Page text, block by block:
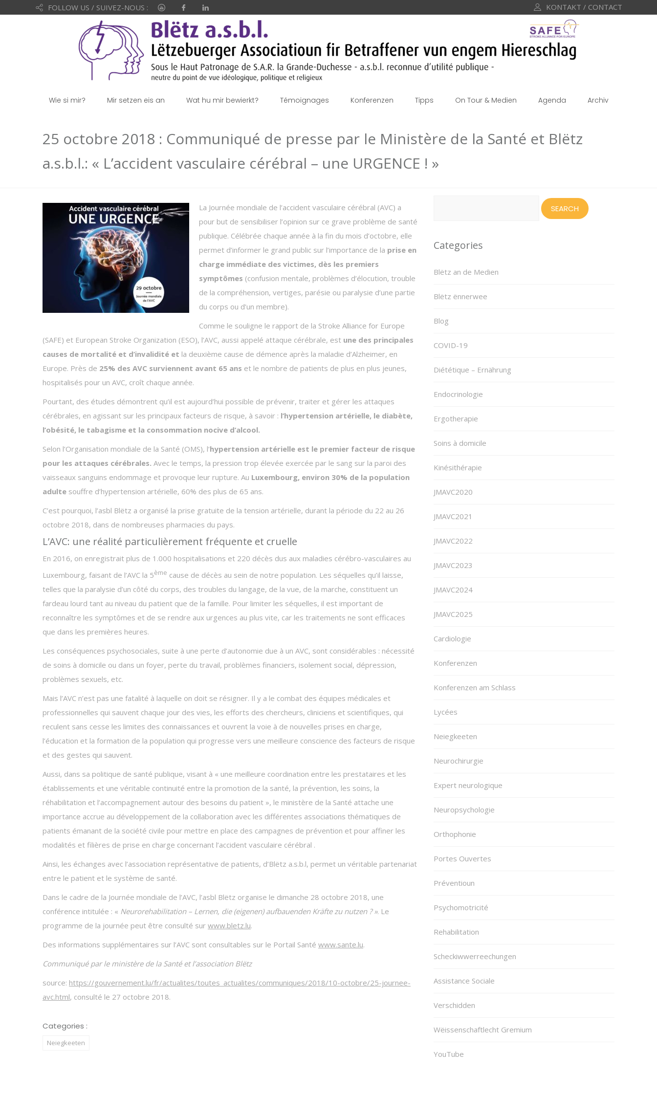
FOLLOW US / SUIVEZ-NOUS : KONTAKT / CONTACT
Wie si mir? Mir setzen eis an Wat hu mir bewierkt? Témoignages Konferenzen Tipps On Tour & Medien Agenda Archiv
25 octobre 2018 : Communiqué de presse par le Ministère de la Santé et Blëtz
a.s.b.l.: « L’accident vasculaire cérébral – une URGENCE ! »
La Journée mondiale de l’accident vasculaire cérébral (AVC) a
pour but de sensibiliser l’opinion sur ce grave problème de santé
publique. Célébrée chaque année à la fin du mois d’octobre, elle
permet d’informer le grand public sur l’importance de la prise en
charge immédiate des victimes, dès les premiers
symptômes (confusion mentale, problèmes d’élocution, trouble
de la compréhension, vertiges, parésie ou paralysie d’une partie
du corps ou d’un membre).
Comme le souligne le rapport de la Stroke Alliance for Europe
(SAFE) et European Stroke Organization (ESO), l’AVC, aussi appelé attaque cérébrale, est une des principales
causes de mortalité et d’invalidité et la deuxième cause de démence après la maladie d’Alzheimer, en
Europe. Près de 25% des AVC surviennent avant 65 ans et le nombre de patients de plus en plus jeunes,
hospitalisés pour un AVC, croît chaque année.
Pourtant, des études démontrent qu’il est aujourd’hui possible de prévenir, traiter et gérer les attaques
cérébrales, en agissant sur les principaux facteurs de risque, à savoir : l’hypertension artérielle, le diabète,
l’obésité, le tabagisme et la consommation nocive d’alcool.
Selon l’Organisation mondiale de la Santé (OMS), l‘hypertension artérielle est le premier facteur de risque
pour les attaques cérébrales. Avec le temps, la pression trop élevée exercée par le sang sur la paroi des
vaisseaux sanguins endommage et provoque leur rupture. Au Luxembourg, environ 30% de la population
adulte souffre d’hypertension artérielle, 60% des plus de 65 ans.
C’est pourquoi, l’asbl Blëtz a organisé la prise gratuite de la tension artérielle, durant la période du 22 au 26
octobre 2018, dans de nombreuses pharmacies du pays.
L’AVC: une réalité particulièrement fréquente et cruelle
En 2016, on enregistrait plus de 1.000 hospitalisations et 220 décès dus aux maladies cérébro-vasculaires au
Luxembourg, faisant de l’AVC la 5ème cause de décès au sein de notre population. Les séquelles qu’il laisse,
telles que la paralysie d’un côté du corps, des troubles du langage, de la vue, de la marche, constituent un
fardeau lourd tant au niveau du patient que de la famille. Pour limiter les séquelles, il est important de
reconnaître les symptômes et de se rendre aux urgences au plus vite, car les traitements ne sont efficaces
que dans les premières heures.
Les conséquences psychosociales, suite à une perte d’autonomie due à un AVC, sont considérables : nécessité
de soins à domicile ou dans un foyer, perte du travail, problèmes financiers, isolement social, dépression,
problèmes sexuels, etc.
Mais l’AVC n’est pas une fatalité à laquelle on doit se résigner. Il y a le combat des équipes médicales et
professionnelles qui sauvent chaque jour des vies, les efforts des chercheurs, cliniciens et scientifiques, qui
reculent sans cesse les limites des connaissances et ouvrent la voie à de nouvelles prises en charge,
l’éducation et la formation de la population qui progresse vers une meilleure conscience des facteurs de risque
et des gestes qui sauvent.
Aussi, dans sa politique de santé publique, visant à « une meilleure coordination entre les prestataires et les
établissements et une véritable continuité entre la promotion de la santé, la prévention, les soins, la
réhabilitation et l’accompagnement autour des besoins du patient », le ministère de la Santé attache une
importance accrue au développement de la collaboration avec les différentes associations thématiques de
patients émanant de la société civile pour mettre en place des campagnes de prévention et pour affiner les
modalités et filières de prise en charge concernant l’accident vasculaire cérébral .
Ainsi, les échanges avec l’association représentative de patients, d’Blëtz a.s.b.l, permet un véritable partenariat
entre le patient et le système de santé.
Dans le cadre de la Journée mondiale de l’AVC, l’asbl Blëtz organise le dimanche 28 octobre 2018, une
conférence intitulée : « Neurorehabilitation – Lernen, die (eigenen) aufbauenden Kräfte zu nutzen ? ». Le
programme de la journée peut être consulté sur www.bletz.lu.
Des informations supplémentaires sur l’AVC sont consultables sur le Portail Santé www.sante.lu.
Communiqué par le ministère de la Santé et l’association Blëtz
source: https://gouvernement.lu/fr/actualites/toutes_actualites/communiques/2018/10-octobre/25-journee-
avc.html, consulté le 27 octobre 2018.
Categories :
Neiegkeeten
Categories
Blëtz an de Medien
Blëtz ënnerwee
Blog
COVID-19
Diététique – Ernährung
Endocrinologie
Ergotherapie
Soins à domicile
Kinésithérapie
JMAVC2020
JMAVC2021
JMAVC2022
JMAVC2023
JMAVC2024
JMAVC2025
Cardiologie
Konferenzen
Konferenzen am Schlass
Lycées
Neiegkeeten
Neurochirurgie
Expert neurologique
Neuropsychologie
Orthophonie
Portes Ouvertes
Préventioun
Psychomotricité
Rehabilitation
Scheckiwwerreechungen
Assistance Sociale
Verschidden
Wëissenschaftlecht Gremium
YouTube